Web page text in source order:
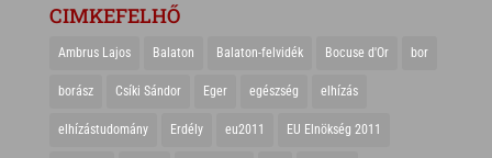
CIMKEFELHŐ
Ambrus Lajos Balaton Balaton-felvidék Bocuse d'Or bor
borász Csíki Sándor Eger egészség elhízás
elhízástudomány Erdély eu2011 EU Elnökség 2011